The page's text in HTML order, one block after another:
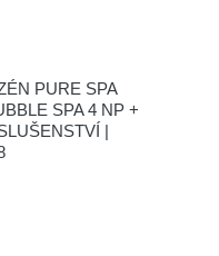
PURE SPA
SPA 4 NP +
|